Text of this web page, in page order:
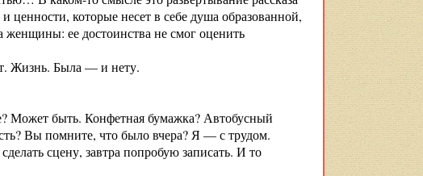
ценно­сти, которые несет в себе душа образованной,
женщины: ее достоинства не смог оценить
Жизнь. Была — и нету.
Может быть. Конфетная бумажка? Автобусный
Вы помните, что было вчера? Я — с трудом.
сцену, завтра попробую записать. И то